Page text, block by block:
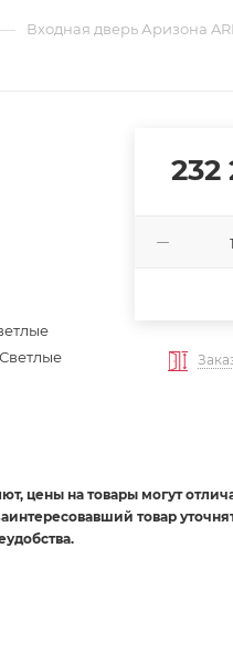
— Входная дверь Аризона
Светлые
232
цены на товары могут
товар